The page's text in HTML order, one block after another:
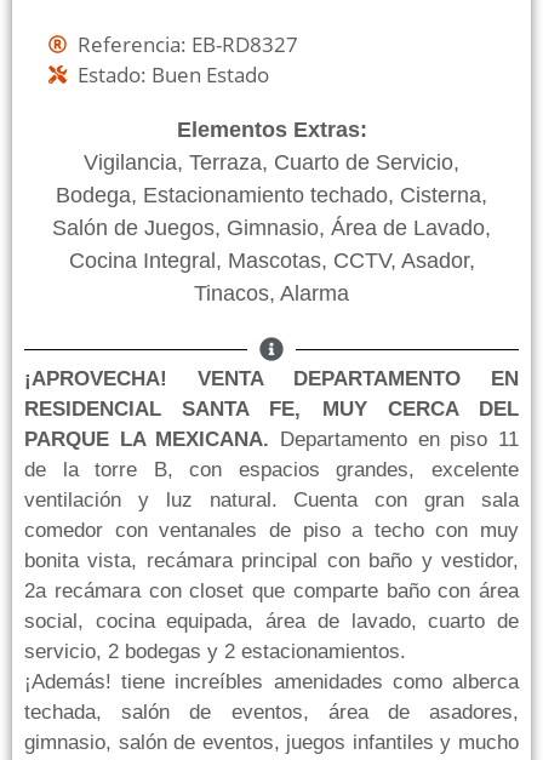
Referencia: EB-RD8327
Estado: Buen Estado
Elementos Extras:
Vigilancia, Terraza, Cuarto de Servicio,
Bodega, Estacionamiento techado, Cisterna,
Salón de Juegos, Gimnasio, Área de Lavado,
Cocina Integral, Mascotas, CCTV, Asador,
Tinacos, Alarma
¡APROVECHA! VENTA DEPARTAMENTO EN
RESIDENCIAL SANTA FE, MUY CERCA DEL
PARQUE LA MEXICANA. Departamento en piso 11
de la torre B, con espacios grandes, excelente
ventilación y luz natural. Cuenta con gran sala
comedor con ventanales de piso a techo con muy
bonita vista, recámara principal con baño y vestidor,
2a recámara con closet que comparte baño con área
social, cocina equipada, área de lavado, cuarto de
servicio, 2 bodegas y 2 estacionamientos.
¡Además! tiene increíbles amenidades como alberca
techada, salón de eventos, área de asadores,
gimnasio, salón de eventos, juegos infantiles y mucho